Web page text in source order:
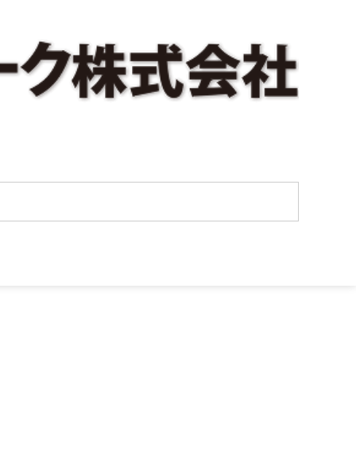
か？ キーワ